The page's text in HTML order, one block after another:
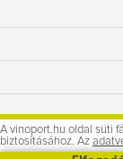
A vinoport.hu oldal süti
biztosításához. Az